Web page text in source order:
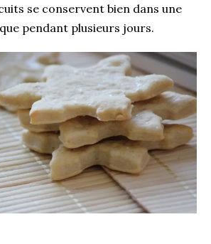
se conservent bien dans une
pendant plusieurs jours.